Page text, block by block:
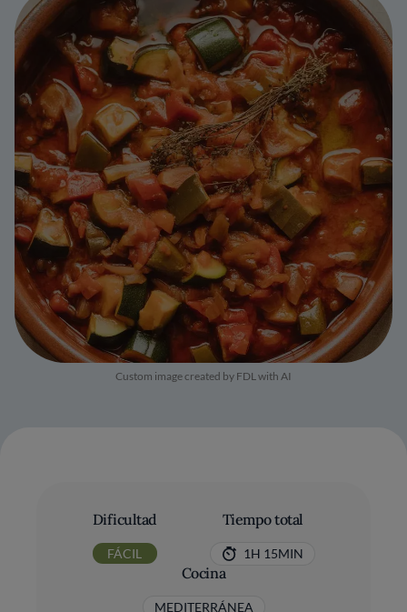
Custom image created by FDL with AI
Dificultad
FÁCIL
Tiempo total
1H 15MIN
Cocina
MEDITERRÁNEA